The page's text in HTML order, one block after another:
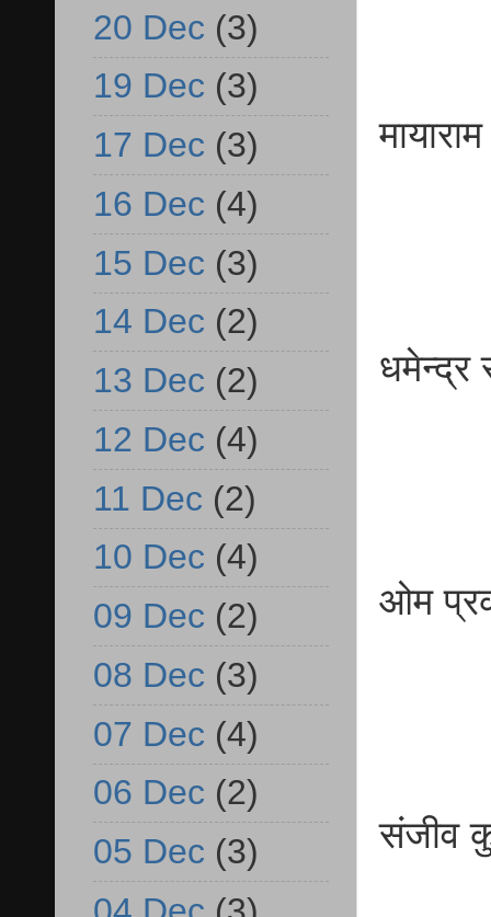
ओम
20 Dec (3)
19 Dec (3)
17 Dec (3)
16 Dec (4)
15 Dec (3)
14 Dec (2)
13 Dec (2)
12 Dec (4)
11 Dec (2)
10 Dec (4)
09 Dec (2)
08 Dec (3)
07 Dec (4)
06 Dec (2)
05 Dec (3)